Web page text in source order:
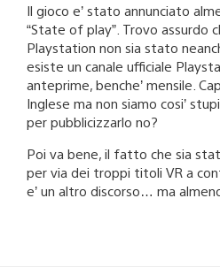
Il gioco e’ stato annunciato
“State of play”. Trovo assurdo
Playstation non sia stato
esiste un canale ufficiale
anteprime, benche’ mensile.
Inglese ma non siamo cosi’
per pubblicizzarlo no?
Poi va bene, il fatto che sia
per via dei troppi titoli VR a
e’ un altro discorso… ma